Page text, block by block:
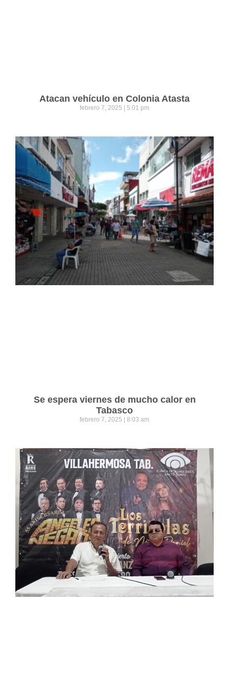
Atacan vehículo en Colonia Atasta
febrero 7, 2025 5:01 pm
Se espera viernes de mucho calor en
Tabasco
febrero 7, 2025 8:03 am